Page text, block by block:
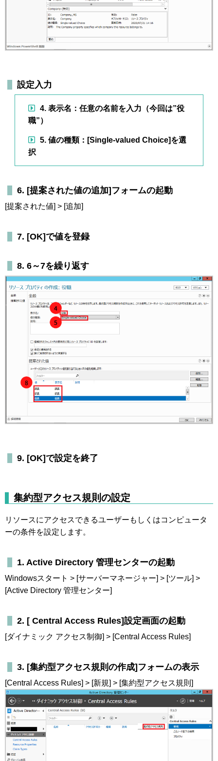
設定入力
4. 表示名：任意の名前を入力（今回は”役
職”）
5. 値の種類：[Single-valued Choice]を選
択
6. [提案された値の追加]フォームの起動
[提案された値] > [追加]
7. [OK]で値を登録
8. 6～7を繰り返す
9. [OK]で設定を終了
集約型アクセス規則の設定
リソースにアクセスできるユーザーもしくはコンピュータ
ーの条件を設定します。
1. Active Directory 管理センターの起動
Windowsスタート > [サーバーマネージャー] > [ツール] >
[Active Directory 管理センター]
2. [ Central Access Rules]設定画面の起動
[ダイナミック アクセス制御] > [Central Access Rules]
3. [集約型アクセス規則の作成]フォームの表示
[Central Access Rules] > [新規] > [集約型アクセス規則]